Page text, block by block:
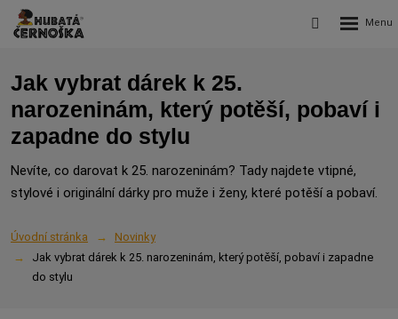
Vyhledávání
Rozbalení
Jak vybrat dárek k 25.
narozeninám, který potěší, pobaví i
zapadne do stylu
Nevíte, co darovat k 25. narozeninám? Tady najdete vtipné,
stylové i originální dárky pro muže i ženy, které potěší a pobaví.
Úvodní stránka
Novinky
Jak vybrat dárek k 25. narozeninám, který potěší, pobaví i zapadne
do stylu